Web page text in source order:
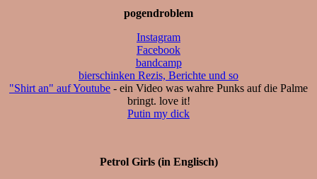
pogendroblem
Instagram
Facebook
bandcamp
bierschinken Rezis, Berichte und so
"Shirt an" auf Youtube - ein Video was wahre Punks auf die Palme
bringt. love it!
Putin my dick
Petrol Girls (in Englisch)